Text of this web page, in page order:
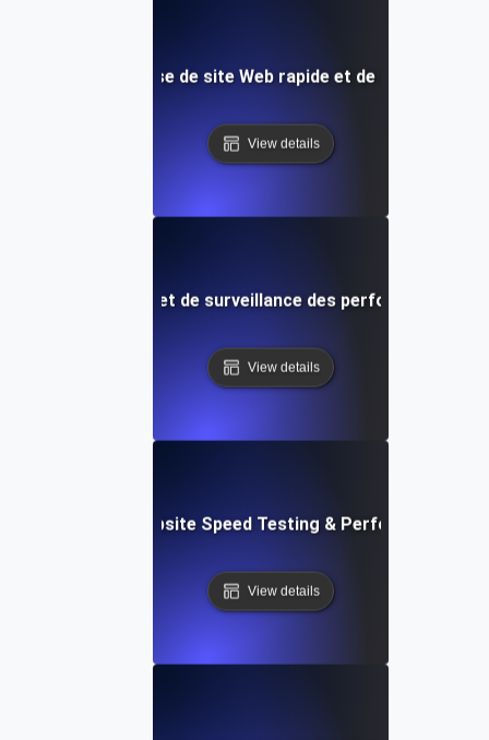
de test de vitesse de site Web rapide et de surveillance
View details
de test de vitesse et de surveillance des performances
View details
In-Browser Website Speed Testing & Performance
View details